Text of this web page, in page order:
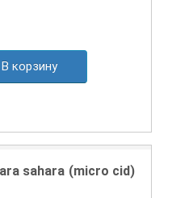
В корзину
sahara (micro cid)